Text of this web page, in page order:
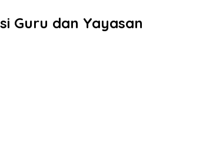
Guru dan Yayasan